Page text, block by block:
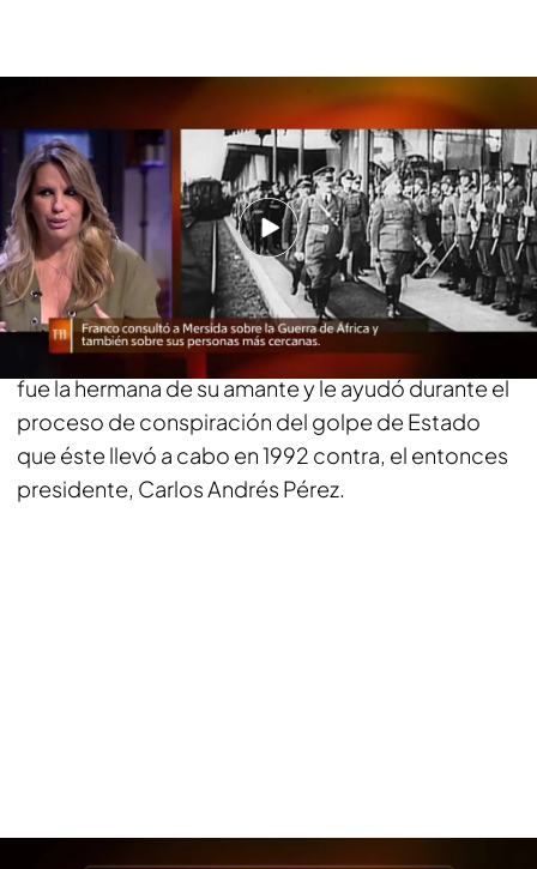
La bruja de Chávez fue clave en la conspiración
del golpe de Estado de 1992
David Placer es un periodista que ha publicado,
tras tres años de investigación, el libro ‘Los brujos
de Chávez’. David ha acudido a ‘Cuarto Milenio’
para hablar sobre los brujos asesores del ex
mandatario. La primera bruja que ayudó a Chávez
fue la hermana de su amante y le ayudó durante el
proceso de conspiración del golpe de Estado
que éste llevó a cabo en 1992 contra, el entonces
presidente, Carlos Andrés Pérez.